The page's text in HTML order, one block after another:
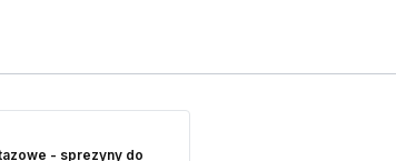
- sprezyny do